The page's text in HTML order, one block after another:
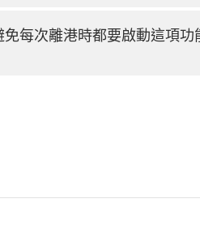
每次離港時都要啟動這項功